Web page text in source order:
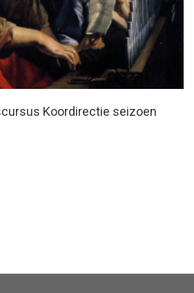
Koordirectie seizoen